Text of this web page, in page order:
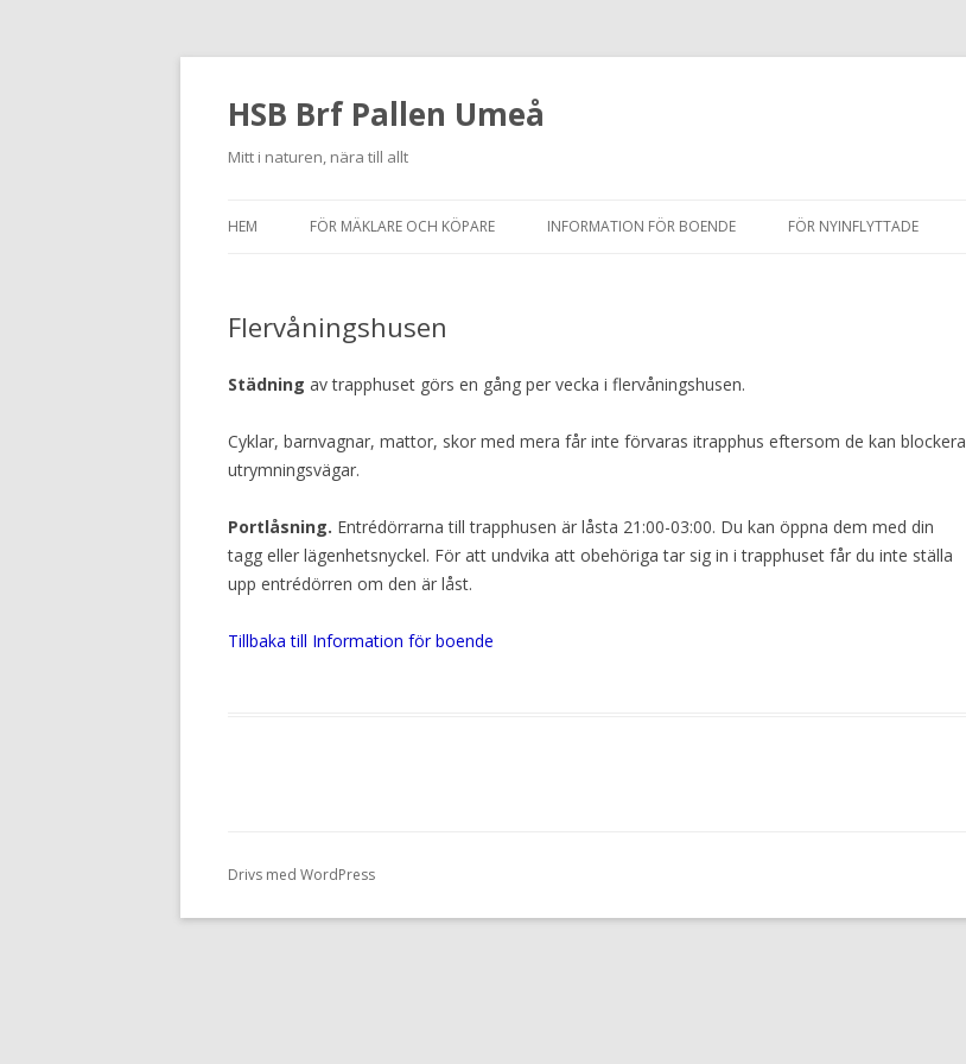
HSB Brf Pallen Umeå
Mitt i naturen, nära till allt
till
HEM FÖR MÄKLARE OCH KÖPARE INFORMATION FÖR BOENDE FÖR NYINFLYTTADE
Flervåningshusen
Städning av trapphuset görs en gång per vecka i flervåningshusen.
Cyklar, barnvagnar, mattor, skor med mera får inte förvaras itrapphus eftersom de kan blockera
utrymningsvägar.
Portlåsning. Entrédörrarna till trapphusen är låsta 21:00-03:00. Du kan öppna dem med din
tagg eller lägenhetsnyckel. För att undvika att obehöriga tar sig in i trapphuset får du inte ställa
upp entrédörren om den är låst.
Tillbaka till Information för boende
Drivs med WordPress